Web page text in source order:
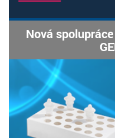
Nová